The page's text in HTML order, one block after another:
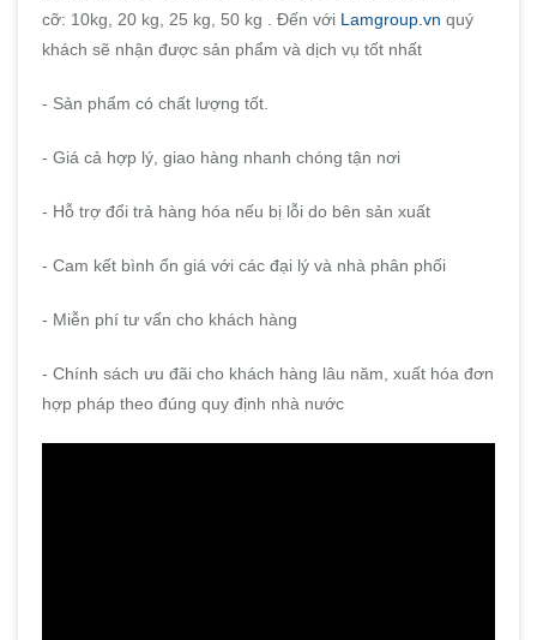
cỡ: 10kg, 20 kg, 25 kg, 50 kg . Đến với Lamgroup.vn quý
khách sẽ nhận được sản phẩm và dịch vụ tốt nhất
- Sản phẩm có chất lượng tốt.
- Giá cả hợp lý, giao hàng nhanh chóng tận nơi
- Hỗ trợ đổi trả hàng hóa nếu bị lỗi do bên sản xuất
- Cam kết bình ổn giá với các đại lý và nhà phân phối
- Miễn phí tư vấn cho khách hàng
- Chính sách ưu đãi cho khách hàng lâu năm, xuất hóa đơn
hợp pháp theo đúng quy định nhà nước